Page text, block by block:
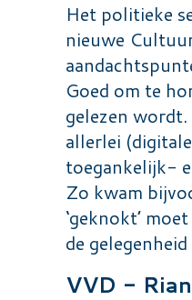
Het politieke
nieuwe
Goed om te
gelezen
allerlei
toegankelijk-
Zo kwam
‘geknokt’
de
VVD -